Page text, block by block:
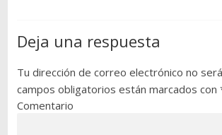
Deja una respuesta
Tu dirección de correo electrónico no
campos obligatorios están marcados con
Comentario